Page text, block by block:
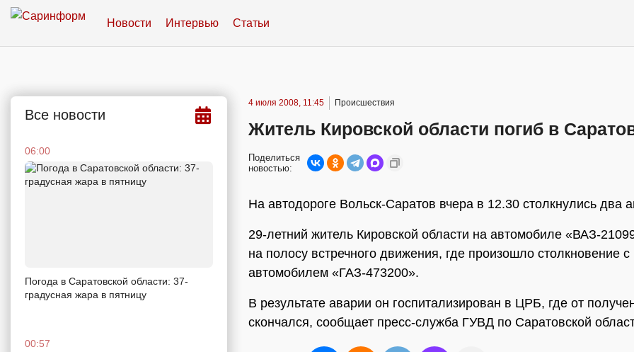
Новости Интервью Статьи
Все новости
06:00
Погода в Саратовской области: 37-
градусная жара в пятницу
00:57
4 июля 2008, 11:45 Происшествия
Житель Кировской области погиб в
Поделиться
новостью:
На автодороге Вольск-Саратов вчера в 12.30 столкнулись два
29-летний житель Кировской области на автомобиле «ВАЗ-
на полосу встречного движения, где произошло столкновение с
автомобилем «ГАЗ-473200».
В результате аварии он госпитализирован в ЦРБ, где от
скончался, сообщает пресс-служба ГУВД по Саратовской